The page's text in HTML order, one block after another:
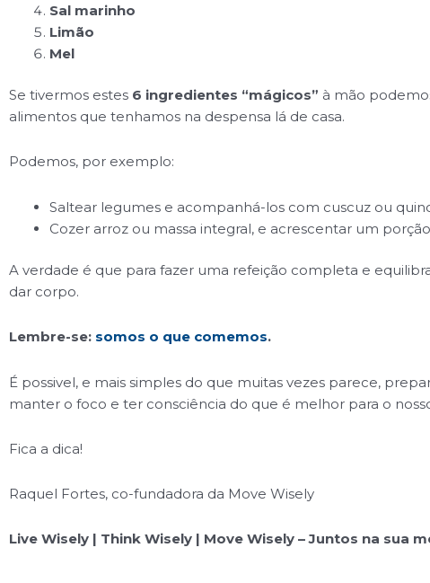
Sal marinho
Limão
Mel
Se tivermos estes 6 ingredientes “mágicos” à mão
alimentos que tenhamos na despensa lá de casa.
Podemos, por exemplo:
Saltear legumes e acompanhá-los com cuscuz ou
Cozer arroz ou massa integral, e acrescentar um
A verdade é que para fazer uma refeição completa e
dar corpo.
Lembre-se: somos o que comemos.
É possivel, e mais simples do que muitas vezes parece,
manter o foco e ter consciência do que é melhor para o
Fica a dica!
Raquel Fortes, co-fundadora da Move Wisely
Live Wisely | Think Wisely | Move Wisely – Juntos na sua